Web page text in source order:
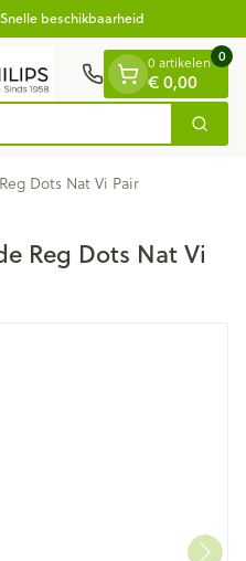
Snelle beschikbaarheid
Zoek
0 artikelen
€ 0,00
0
Dots Nat Vi Pair
Reg Dots Nat Vi